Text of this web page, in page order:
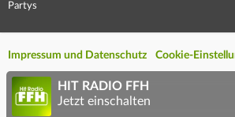
Partys
Impressum und Datenschutz Cookie-
HIT RADIO FFH
Jetzt einschalten